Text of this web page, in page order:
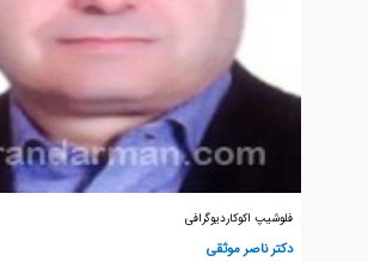
فلوشیپ اکوکاردیوگرافی
دکتر ناصر موثقی